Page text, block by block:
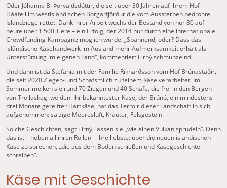
Oder Jóhanna B. Þorvaldsdóttir, die seit über 30 Jahren auf ihrem Hof
Háafell im westisländischen Borgarfjörður die vom Aussterben bedrohte
Islandziege rettet. Dank ihrer Arbeit wuchs der Bestand von nur 80 auf
heute über 1.500 Tiere – ein Erfolg, der 2014 nur durch eine internationale
Crowdfunding-Kampagne möglich wurde. „Spannend, oder? Dass das
isländische Käsehandwerk im Ausland mehr Aufmerksamkeit erhält als
Unterstützung im eigenen Land“, kommentiert Eirný schmunzelnd.
Und dann ist da Stefania mit der Familie Ríkharðsson vom Hof Brúnastaðir,
die seit 2020 Ziegen- und Schafsmilch zu feinem Käse verarbeitet. Im
Sommer melken sie rund 70 Ziegen und 40 Schafe, die frei in den Bergen
von Tröllaskagi weiden. Ihr bekanntester Käse, der Brúnó, ein mindestens
drei Monate gereifter Hartkäse, hat das Terroir dieser Landschaft in sich
aufgenommen: salzige Meeresluft, Kräuter, Felsgestein.
Solche Geschichten, sagt Eirný, lassen sie „wie einen Vulkan sprudeln“. Denn
das ist – neben all ihren Rollen – ihre liebste: über die neuen isländischen
Käse zu sprechen, „die aus dem Boden schießen und Käsegeschichte
schreiben“.
Käse mit Geschichte